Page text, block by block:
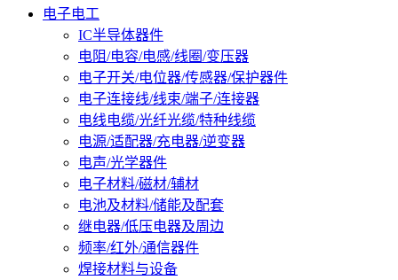
电子电工
IC半导体器件
电阻/电容/电感/线圈/变压器
电子开关/电位器/传感器/保护器件
电子连接线/线束/端子/连接器
电线电缆/光纤光缆/特种线缆
电源/适配器/充电器/逆变器
电声/光学器件
电子材料/磁材/辅材
电池及材料/储能及配套
继电器/低压电器及周边
频率/红外/通信器件
焊接材料与设备